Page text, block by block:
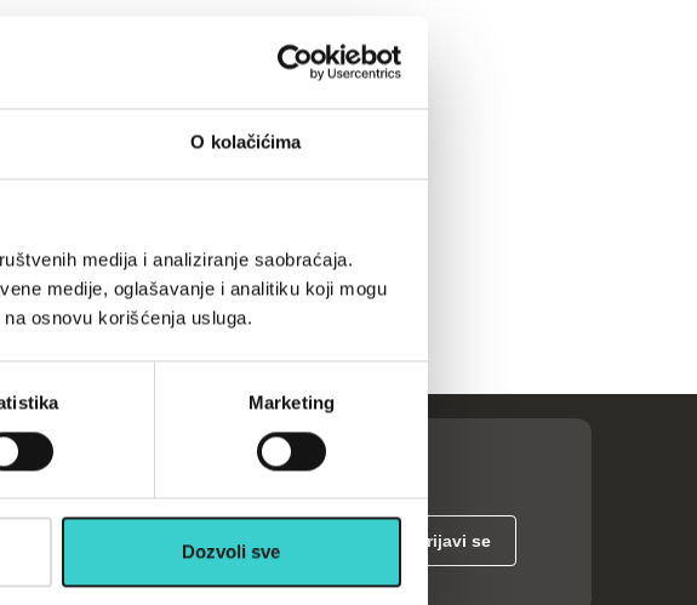
O kolačićima
medija i analiziranje saobraćaja.
medije, oglašavanje i analitiku koji mogu
osnovu korišćenja usluga.
Marketing
Dozvoli sve